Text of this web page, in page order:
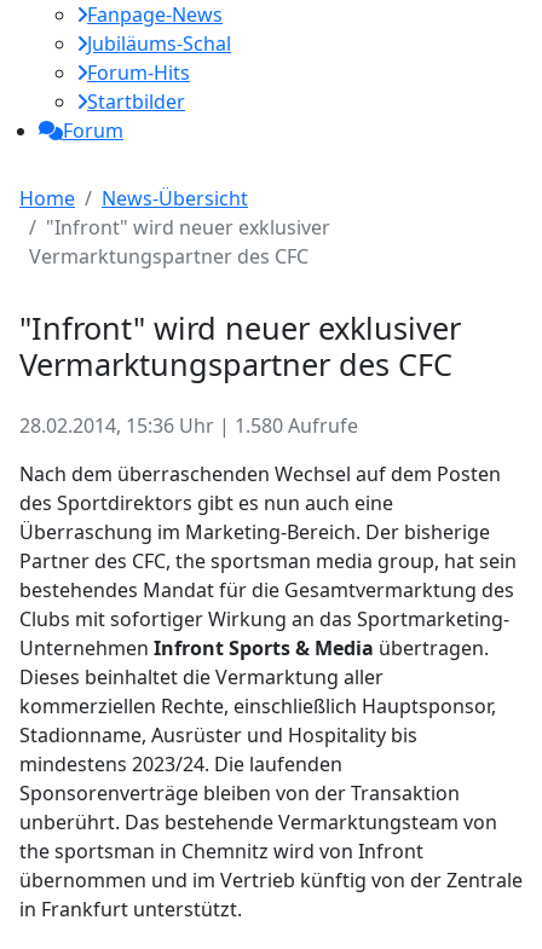
Fanpage-News
Jubiläums-Schal
Forum-Hits
Startbilder
Forum
Home
News-Übersicht
"Infront" wird neuer exklusiver
Vermarktungspartner des CFC
"Infront" wird neuer exklusiver
Vermarktungspartner des CFC
28.02.2014, 15:36 Uhr | 1.580 Aufrufe
Nach dem überraschenden Wechsel auf dem Posten
des Sportdirektors gibt es nun auch eine
Überraschung im Marketing-Bereich. Der bisherige
Partner des CFC, the sportsman media group, hat sein
bestehendes Mandat für die Gesamtvermarktung des
Clubs mit sofortiger Wirkung an das Sportmarketing-
Unternehmen Infront Sports & Media übertragen.
Dieses beinhaltet die Vermarktung aller
kommerziellen Rechte, einschließlich Hauptsponsor,
Stadionname, Ausrüster und Hospitality bis
mindestens 2023/24. Die laufenden
Sponsorenverträge bleiben von der Transaktion
unberührt. Das bestehende Vermarktungsteam von
the sportsman in Chemnitz wird von Infront
übernommen und im Vertrieb künftig von der Zentrale
in Frankfurt unterstützt.